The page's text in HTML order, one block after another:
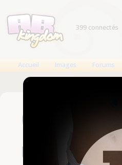
399 connectés
Accueil Images Forums
Un compte